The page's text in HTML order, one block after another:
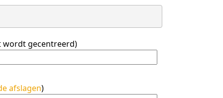
wordt gecentreerd)
afslagen)